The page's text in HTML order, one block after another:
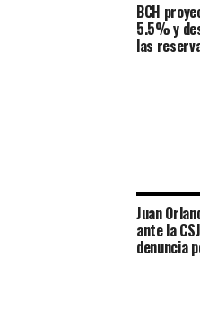
BCH
5.5% y
las
Juan
ante la
denuncia